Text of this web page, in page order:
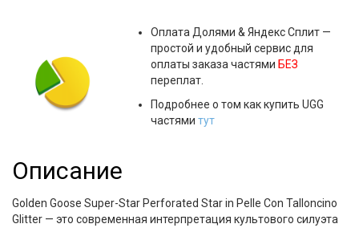
ОплатаДолями & Яндекс Сплит —
простой и удобный сервис для
оплаты заказа частями БЕЗ
переплат.
Подробнее о том как купить UGG
частями тут
Описание
Golden Goose Super-Star Perforated Star in Pelle Con Talloncino
Glitter — это современная интерпретация культового силуэта